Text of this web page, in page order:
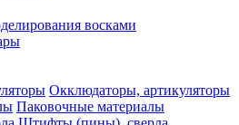
восками
Окклюдаторы, артикуляторы
Паковочные материалы